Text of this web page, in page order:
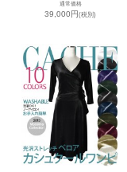
通常価格
39,000円(税別)